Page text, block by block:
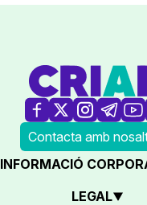
Contacta amb
INFORMACIÓ
LEGAL